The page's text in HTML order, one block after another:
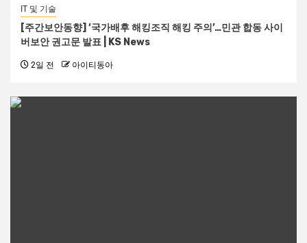
IT 및 기술
[주간보안동향] ‘국가배후 해킹조직 해킹 주의’…민관 합동 사이
버보안 권고문 발표 | KS News
2일 전 아이티동아